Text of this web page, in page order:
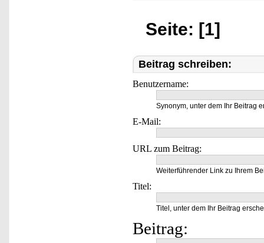
Seite: [1]
Beitrag schreiben:
Benutzername:
Synonym, unter dem Ihr Beitrag
E-Mail:
URL zum Beitrag:
Weiterführender Link zu Ihrem
Titel:
Titel, unter dem Ihr Beitrag
Beitrag: